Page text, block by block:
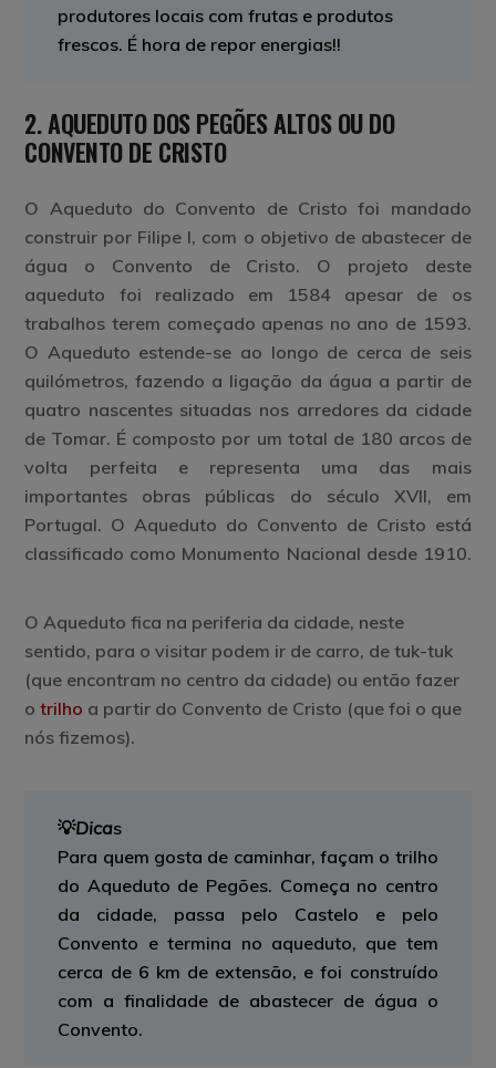
produtores locais com frutas e produtos
frescos. É hora de repor energias!!
2. AQUEDUTO DOS PEGÕES ALTOS OU DO
CONVENTO DE CRISTO
O Aqueduto do Convento de Cristo foi mandado
construir por Filipe I, com o objetivo de abastecer de
água o Convento de Cristo. O projeto deste
aqueduto foi realizado em 1584 apesar de os
trabalhos terem começado apenas no ano de 1593.
O Aqueduto estende-se ao longo de cerca de seis
quilómetros, fazendo a ligação da água a partir de
quatro nascentes situadas nos arredores da cidade
de Tomar. É composto por um total de 180 arcos de
volta perfeita e representa uma das mais
importantes obras públicas do século XVII, em
Portugal. O Aqueduto do Convento de Cristo está
classificado como Monumento Nacional desde 1910.
O Aqueduto fica na periferia da cidade, neste
sentido, para o visitar podem ir de carro, de tuk-tuk
(que encontram no centro da cidade) ou então fazer
otrilho a partir do Convento de Cristo (que foi o que
nós fizemos).
💡Dicas
Para quem gosta de caminhar, façam o trilho
do Aqueduto de Pegões. Começa no centro
da cidade, passa pelo Castelo e pelo
Convento e termina no aqueduto, que tem
cerca de 6 km de extensão, e foi construído
com a finalidade de abastecer de água o
Convento.